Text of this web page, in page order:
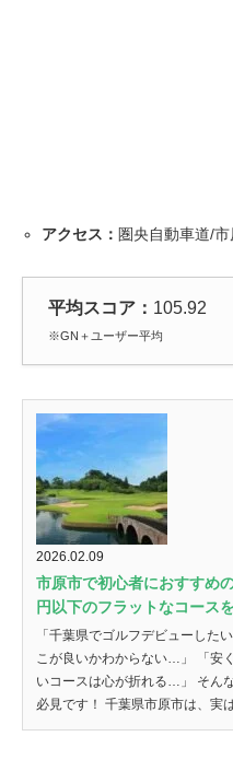
アクセス： 圏央自動車道/
平均スコア： 105.92
※GN＋ユーザー平均
2026.02.09
市原市で初心者におすすめ
円以下のフラットなコース
「千葉県でゴルフデビューした
こが良いかわからない…」 「安
いコースは心が折れる…」 そん
必見です！ 千葉県市原市は、実